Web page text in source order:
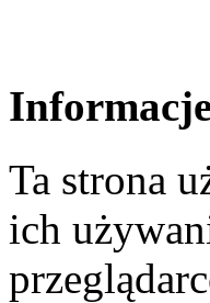
Ta strona
ich